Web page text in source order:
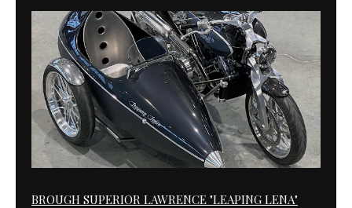
BROUGH SUPERIOR LAWRENCE "LEAPING LENA"